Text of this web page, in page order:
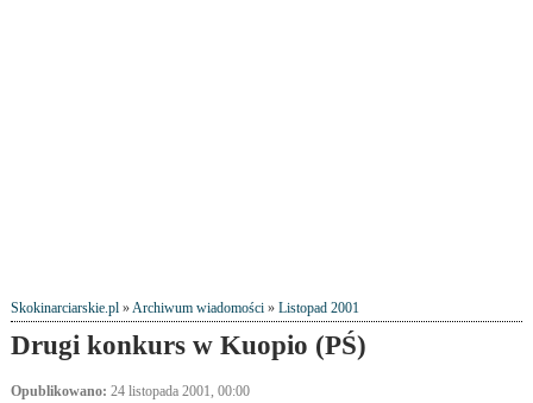
Skokinarciarskie.pl»Archiwum wiadomości» Listopad 2001
Drugi konkurs w Kuopio (PŚ)
Opublikowano: 24 listopada 2001, 00:00